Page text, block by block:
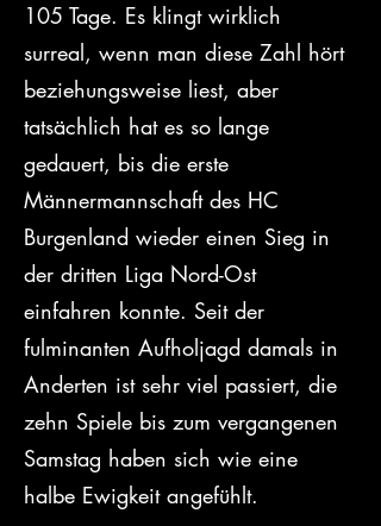
105 Tage. Es klingt wirklich
surreal, wenn man diese Zahl hört
beziehungsweise liest, aber
tatsächlich hat es so lange
gedauert, bis die erste
Männermannschaft des HC
Burgenland wieder einen Sieg in
der dritten Liga Nord-Ost
einfahren konnte. Seit der
fulminanten Aufholjagd damals in
Anderten ist sehr viel passiert, die
zehn Spiele bis zum vergangenen
Samstag haben sich wie eine
halbe Ewigkeit angefühlt.